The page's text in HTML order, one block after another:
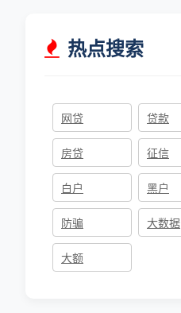
热点搜索
网贷 贷款
房贷 征信
白户 黑户
防骗 大数据
大额